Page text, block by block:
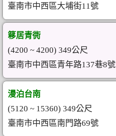
臺南市中西區大埔街11號
簃居青衖
(4200 ~ 4200) 349公尺
臺南市中西區青年路137巷8號
漫泊台南
(5120 ~ 15360) 349公尺
臺南市中西區南門路69號